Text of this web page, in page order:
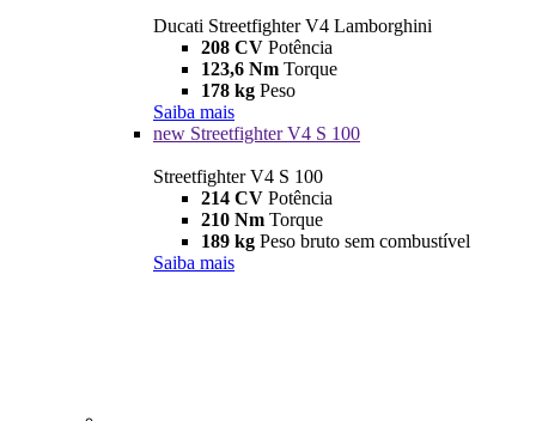
Ducati Streetfighter V4 Lamborghini
208 CV Potência
123,6 Nm Torque
178 kg Peso
Saiba mais
new Streetfighter V4 S 100
Streetfighter V4 S 100
214 CV Potência
210 Nm Torque
189 kg Peso bruto sem combustível
Saiba mais